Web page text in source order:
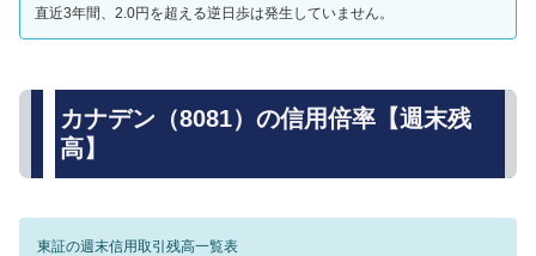
直近3年間、2.0円を超える逆日歩は発生していません。
カナデン（8081）の信用倍率【週末残
高】
東証の週末信用取引残高一覧表